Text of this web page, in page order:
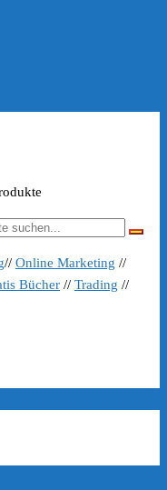
// Online Marketing //
Bücher // Trading //